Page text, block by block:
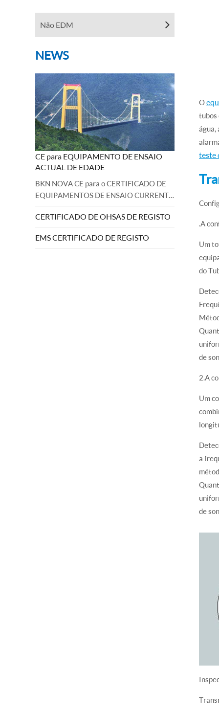
Não EDM
NEWS
CE para EQUIPAMENTO DE ENSAIO
ACTUAL DE EDADE
BKN NOVA CE para o CERTIFICADO DE
EQUIPAMENTOS DE ENSAIO CURRENTE
EDDY CURRENTE DE EQUIPAÇÃO DE
EQUIPAMENTO DA MACHINERY E DA
DIRECTIVA LOW VOLTAGE BKN FOI
observada e concluída com êxito a
CERTIFICADO DE OHSAS DE REGISTO
EMS CERTIFICADO DE REGISTO
O
tubos
teste
.A
Um
do
de
2.A
Um
a
de